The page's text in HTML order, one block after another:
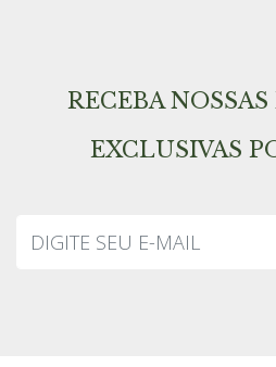
RECEBA
EXCLUSIVAS